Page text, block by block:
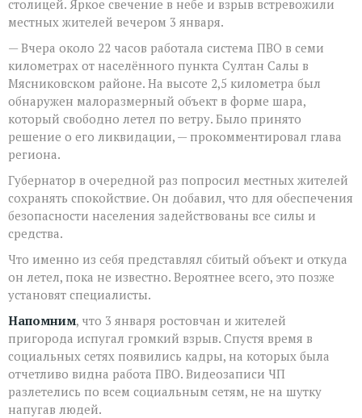
столицей. Яркое свечение в небе и взрыв встревожили
местных жителей вечером 3 января.
— Вчера около 22 часов работала система ПВО в семи
километрах от населённого пункта Султан Салы в
Мясниковском районе. На высоте 2,5 километра был
обнаружен малоразмерный объект в форме шара,
который свободно летел по ветру. Было принято
решение о его ликвидации, — прокомментировал глава
региона.
Губернатор в очередной раз попросил местных жителей
сохранять спокойствие. Он добавил, что для обеспечения
безопасности населения задействованы все силы и
средства.
Что именно из себя представлял сбитый объект и откуда
он летел, пока не известно. Вероятнее всего, это позже
установят специалисты.
Напомним, что 3 января ростовчан и жителей
пригорода испугал громкий взрыв. Спустя время в
социальных сетях появились кадры, на которых была
отчетливо видна работа ПВО. Видеозаписи ЧП
разлетелись по всем социальным сетям, не на шутку
напугав людей.